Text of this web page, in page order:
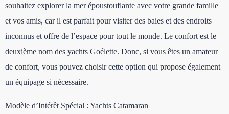
souhaitez explorer la mer époustouflante avec votre grande famille
et vos amis, car il est parfait pour visiter des baies et des endroits
inconnus et offre de l’espace pour tout le monde. Le confort est le
deuxième nom des yachts Goélette. Donc, si vous êtes un amateur
de confort, vous pouvez choisir cette option qui propose également
un équipage si nécessaire.
Modèle d’Intérêt Spécial : Yachts Catamaran